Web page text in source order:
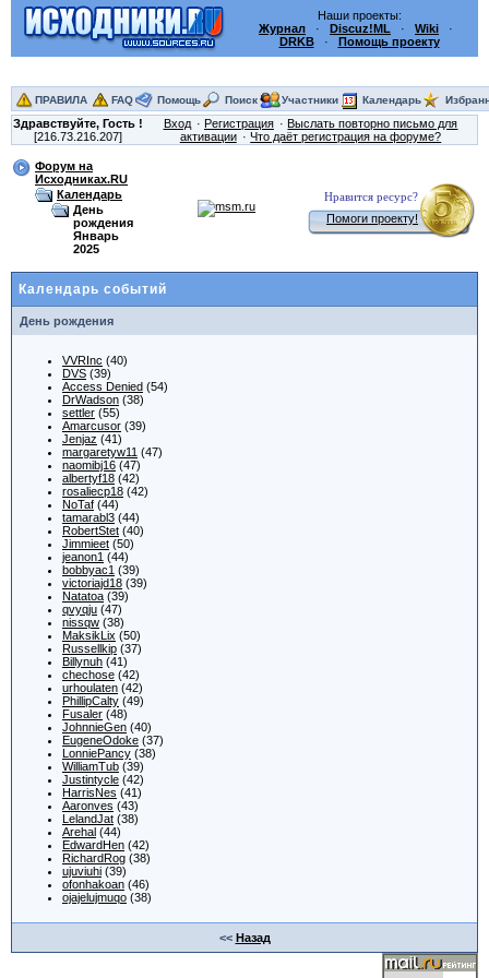
Наши проекты:
Журнал · Discuz!ML · Wiki ·
DRKB· Помощь проекту
ПРАВИЛА FAQ Помощь Поиск Участники Календарь
Здравствуйте, Гость !
[216.73.216.207]
Вход Регистрация
Выслать повторно письмо для
активации
Что даёт регистрация на форуме?
Форум на
Исходниках.RU
Календарь
День
рождения
Январь
2025
Нравится ресурс?
Помоги проекту!
Календарь событий
День рождения
VVRInc (40)
DVS (39)
Access Denied (54)
DrWadson (38)
settler (55)
Amarcusor (39)
Jenjaz (41)
margaretyw11 (47)
naomibj16 (47)
albertyf18 (42)
rosaliecp18 (42)
NoTaf (44)
tamarabl3 (44)
RobertStet (40)
Jimmieet (50)
jeanon1 (44)
bobbyac1 (39)
victoriajd18 (39)
Natatoa (39)
qvyqju (47)
nissqw (38)
MaksikLix (50)
Russellkip (37)
Billynuh (41)
chechose (42)
urhoulaten (42)
PhillipCalty (49)
Fusaler (48)
JohnnieGen (40)
EugeneOdoke (37)
LonniePancy (38)
WilliamTub (39)
Justintycle (42)
HarrisNes (41)
Aaronves (43)
LelandJat (38)
Arehal (44)
EdwardHen (42)
RichardRog (38)
ujuviuhi (39)
ofonhakoan (46)
ojajelujmuqo (38)
<< Назад